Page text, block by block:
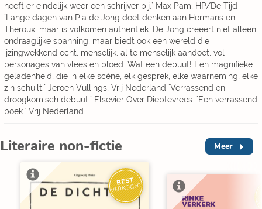
heeft er eindelijk weer een schrijver bij.` Max Pam, HP/De Tijd
`Lange dagen van Pia de Jong doet denken aan Hermans en
Theroux, maar is volkomen authentiek. De Jong creëert niet alleen
ondraaglijke spanning, maar biedt ook een wereld die
ijzingwekkend echt, menselijk, al te menselijk aandoet, vol
personages van vlees en bloed. Wat een debuut! Een magnifieke
geladenheid, die in elke scène, elk gesprek, elke waarneming, elke
zin schuilt.` Jeroen Vullings, Vrij Nederland `Verrassend en
droogkomisch debuut.` Elsevier Over Dieptevrees: `Een verrassend
boek.` Vrij Nederland
Literaire non-fictie Meer
BEST
VERKOCHT